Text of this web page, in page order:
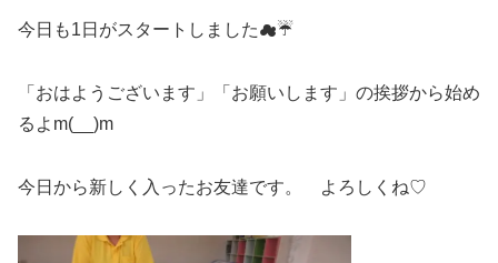
今日も1日がスタートしました☁☔
「おはようございます」「お願いします」の挨拶から始め
るよm(__)m
今日から新しく入ったお友達です。 よろしくね♡